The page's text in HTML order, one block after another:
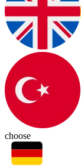
choose